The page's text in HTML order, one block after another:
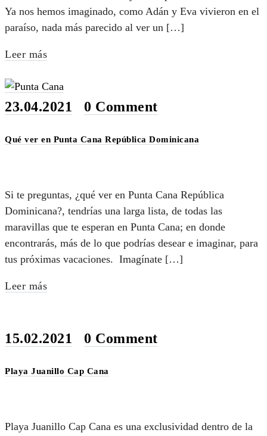
Ya nos hemos imaginado, como Adán y Eva vivieron en el
paraíso, nada más parecido al ver un […]
Leer más
23.04.2021 0 Comment
Qué ver en Punta Cana República Dominicana
Si te preguntas, ¿qué ver en Punta Cana República
Dominicana?, tendrías una larga lista, de todas las
maravillas que te esperan en Punta Cana; en donde
encontrarás, más de lo que podrías desear e imaginar, para
tus próximas vacaciones. Imagínate […]
Leer más
15.02.2021 0 Comment
Playa Juanillo Cap Cana
Playa Juanillo Cap Cana es una exclusividad dentro de la